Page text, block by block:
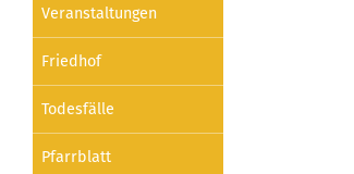
Veranstaltungen
Friedhof
Todesfälle
Pfarrblatt